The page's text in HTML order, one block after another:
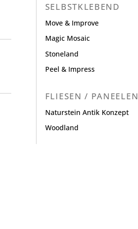
SELBSTKLEBEND
Move & Improve
Magic Mosaic
Stoneland
Peel & Impress
FLIESEN / PANEELEN
Naturstein Antik Konzept
Woodland